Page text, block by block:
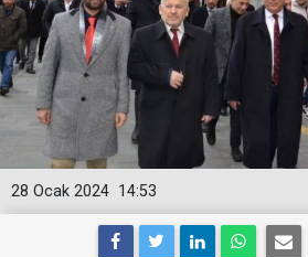
14:53
28 Ocak 2024